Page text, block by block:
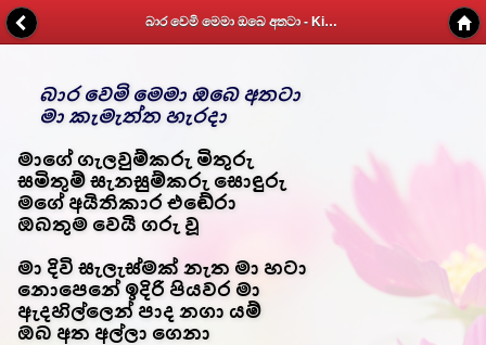
බාර වෙමි මෙමා ඔබෙ අතටා - Kithunu Gee Potha - Web v1.7
බාර වෙමි මෙමා ඔබෙ අතටා
මා කැමැත්ත හැරදා
මාගේ ගැලවුම්කරු මිතුරු
සමිතුම් සැනසුම්කරු සොඳුරු
මගේ අයිතිකාර එඬේරා
ඔබතුම වෙයි ගරු වූ
මා දිවි සැලැස්මක් නැත මා හටා
නොපෙනේ ඉදිරි පියවර මා
ඇදහිල්ලෙන් පාද නගා යම්
ඔබ අත අල්ලා ගෙනා